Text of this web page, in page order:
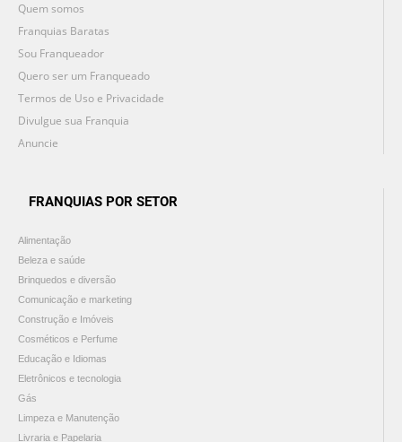
Quem somos
Franquias Baratas
Sou Franqueador
Quero ser um Franqueado
Termos de Uso e Privacidade
Divulgue sua Franquia
Anuncie
FRANQUIAS POR SETOR
Alimentação
Beleza e saúde
Brinquedos e diversão
Comunicação e marketing
Construção e Imóveis
Cosméticos e Perfume
Educação e Idiomas
Eletrônicos e tecnologia
Gás
Limpeza e Manutenção
Livraria e Papelaria